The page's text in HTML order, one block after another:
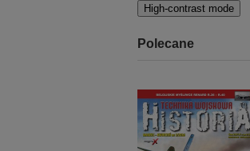
edukacja
kobiece,
High-contrast mode
Polecane